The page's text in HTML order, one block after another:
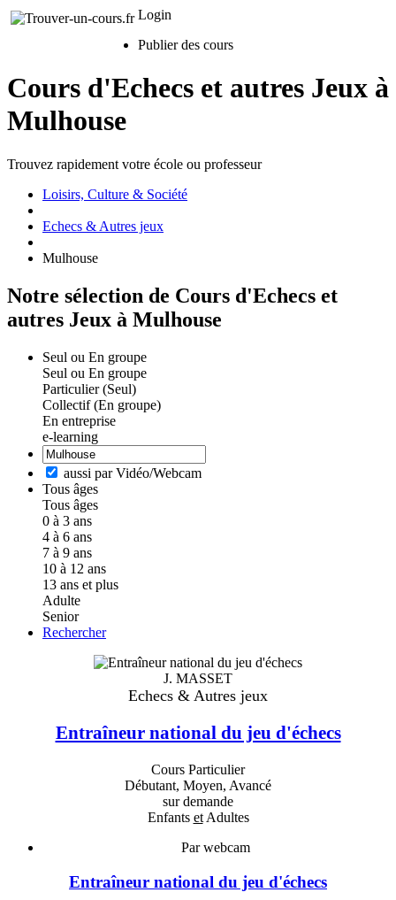
Login
Publier des cours
Cours d'Echecs et autres Jeux à
Mulhouse
Trouvez rapidement votre école ou professeur
Loisirs, Culture & Société
Echecs & Autres jeux
Mulhouse
Notre sélection de Cours d'Echecs et
autres Jeux à Mulhouse
Seul ou En groupe
Seul ou En groupe
Particulier (Seul)
Collectif (En groupe)
En entreprise
e-learning
aussi par Vidéo/Webcam
Tous âges
Tous âges
0 à 3 ans
4 à 6 ans
7 à 9 ans
10 à 12 ans
13 ans et plus
Adulte
Senior
Rechercher
J. MASSET
Echecs & Autres jeux
Entraîneur national du jeu d'échecs
Cours Particulier
Débutant, Moyen, Avancé
sur demande
Enfants etAdultes
Par webcam
Entraîneur national du jeu d'échecs